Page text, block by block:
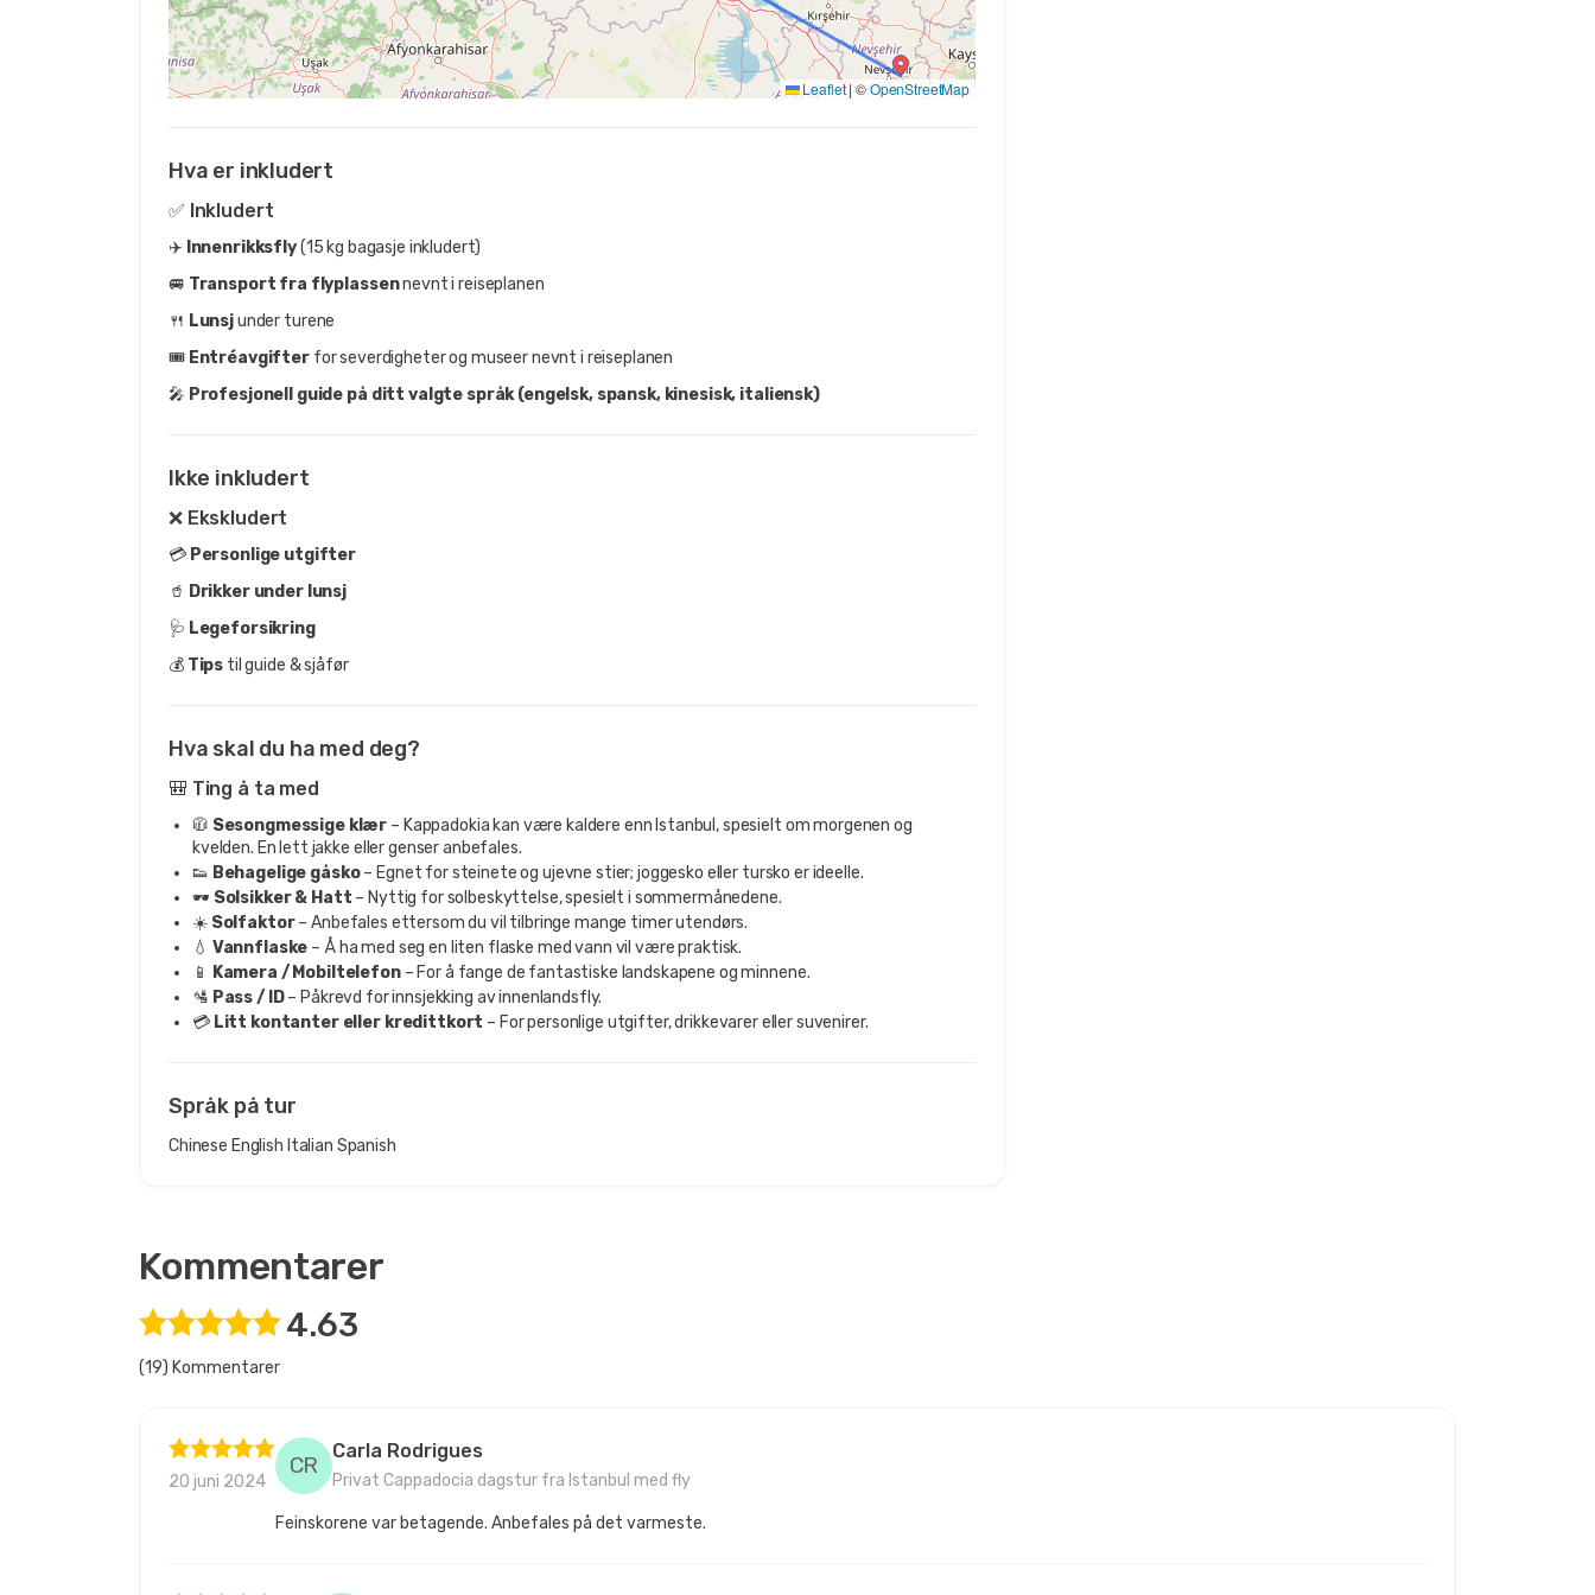
Leaflet | ©OpenStreetMap
Hva er inkludert
✅ Inkludert
✈️ Innenrikksfly(15 kg bagasje inkludert)
🚐 Transport fra flyplassennevnt i reiseplanen
🍴 Lunsjunder turene
🎟️ Entréavgifterfor severdigheter og museer nevnt i reiseplanen
🎤 Profesjonell guide på ditt valgte språk (engelsk, spansk, kinesisk, italiensk)
Ikke inkludert
❌ Ekskludert
💳 Personlige utgifter
🥤 Drikker under lunsj
🩺 Legeforsikring
💰 Tips til guide & sjåfør
Hva skal du ha med deg?
🎒 Ting å ta med
🧥 Sesongmessige klær – Kappadokia kan være kaldere enn Istanbul, spesielt om morgenen og
kvelden. En lett jakke eller genser anbefales.
👟 Behagelige gåsko– Egnet for steinete og ujevne stier; joggesko eller tursko er ideelle.
🕶️ Solsikker & Hatt – Nyttig for solbeskyttelse, spesielt i sommermånedene.
☀️ Solfaktor– Anbefales ettersom du vil tilbringe mange timer utendørs.
💧 Vannflaske – Å ha med seg en liten flaske med vann vil være praktisk.
📱
Kamera / Mobiltelefon– For å fange de fantastiske landskapene og minnene.
🛂 Pass / ID– Påkrevd for innsjekking av innenlandsfly.
💳 Litt kontanter eller kredittkort – For personlige utgifter, drikkevarer eller suvenirer.
Språk på tur
Chinese English Italian Spanish
Kommentarer
4.63
(19) Kommentarer
20 juni 2024
CR
Carla Rodrigues
Privat Cappadocia dagstur fra Istanbul med fly
Feinskorene var betagende. Anbefales på det varmeste.